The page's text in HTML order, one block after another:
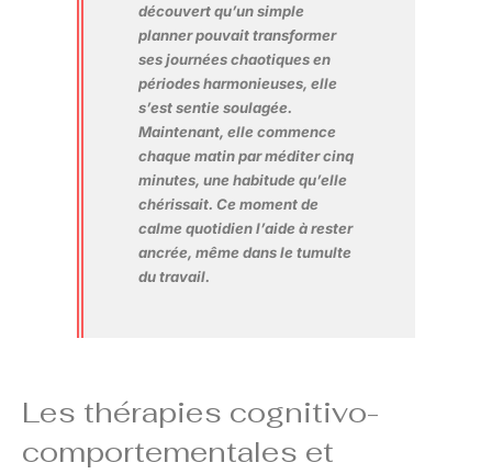
découvert qu’un simple
planner pouvait transformer
ses journées chaotiques en
périodes harmonieuses, elle
s’est sentie soulagée.
Maintenant, elle commence
chaque matin par méditer cinq
minutes, une habitude qu’elle
chérissait. Ce moment de
calme quotidien l’aide à rester
ancrée, même dans le tumulte
du travail.
Les thérapies cognitivo-
comportementales et